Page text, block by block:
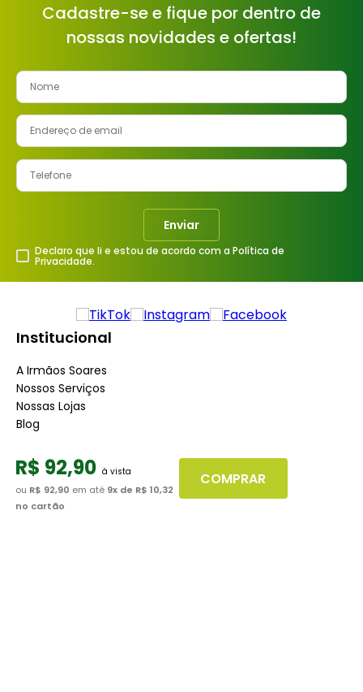
R$ 92,90
ou R$ 92,90 em até 9x de R$ 10,32
no cartão
COMPRAR
Cadastre-se e fique por dentro de
nossas novidades e ofertas!
Enviar
Declaro que li e estou de acordo com a Política de
Privacidade.
Institucional
A Irmãos Soares
Nossos Serviços
Nossas Lojas
Blog
Atendimento
Dúvidas Frequentes
Fale Conosco